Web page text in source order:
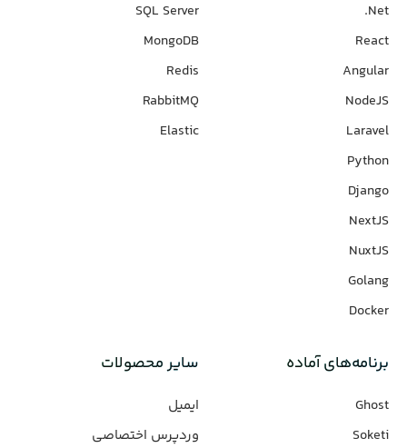
Net.
React
Angular
NodeJS
Laravel
Python
Django
NextJS
NuxtJS
Golang
Docker
SQL Server
MongoDB
Redis
RabbitMQ
Elastic
برنامه‌های‌ آماده
Ghost
Soketi
سایر محصولات
ایمیل
وردپرس‌ اختصاصی